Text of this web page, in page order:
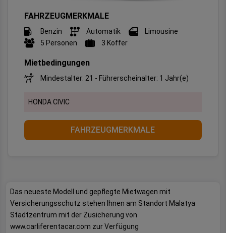
FAHRZEUGMERKMALE
Benzin Automatik
Limousine
5 Personen
3 Koffer
Mietbedingungen
Mindestalter: 21 - Führerscheinalter: 1 Jahr(e)
HONDA CIVIC
FAHRZEUGMERKMALE
Das neueste Modell und gepflegte Mietwagen mit
Versicherungsschutz stehen Ihnen am Standort Malatya
Stadtzentrum mit der Zusicherung von
www.carliferentacar.com zur Verfügung